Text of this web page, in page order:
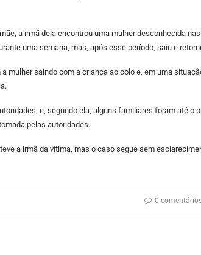
a irmã dela encontrou uma mulher desconhecida
uma semana, mas, após esse período, saiu e
mulher saindo com a criança ao colo e, em uma
e, segundo ela, alguns familiares foram até
pelas autoridades.
a irmã da vítima, mas o caso segue sem
0